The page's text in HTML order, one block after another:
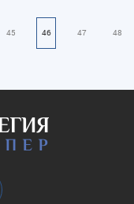
45 46 47 48